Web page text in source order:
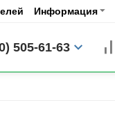
Информация
505-61-63